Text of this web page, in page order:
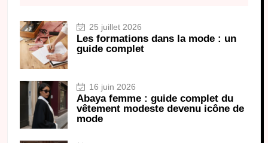
25 juillet 2026
Les formations dans la mode : un
guide complet
16 juin 2026
Abaya femme : guide complet du
vêtement modeste devenu icône de
mode